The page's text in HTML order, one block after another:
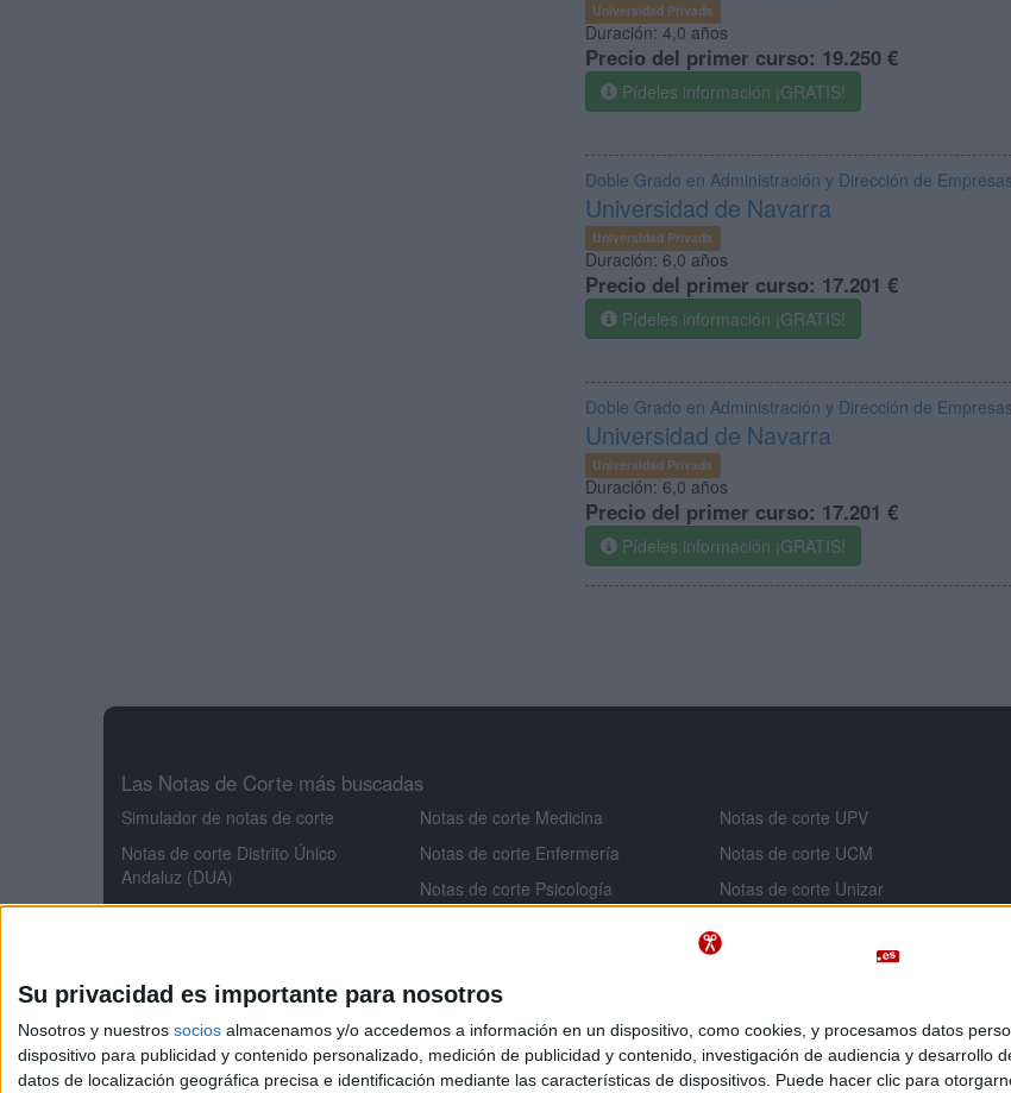
Su privacidad es importante para nosotros
Nosotros y nuestros socios almacenamos y/o accedemos a información en un dispositivo, como cookies, y procesamos datos
dispositivo para publicidad y contenido personalizado, medición de publicidad y contenido, investigación de audiencia y desarrollo
datos de localización geográfica precisa e identificación mediante las características de dispositivos. Puede hacer clic para
Universidad Privada
Duración: 4,0 años
Precio del primer curso: 19.250 €
Pídeles información ¡GRATIS!
Doble Grado en Administración y Dirección de
Universidad de Navarra
Universidad Privada
Duración: 6,0 años
Precio del primer curso: 17.201 €
Pídeles información ¡GRATIS!
Doble Grado en Administración y Dirección de
Universidad de Navarra
Universidad Privada
Duración: 6,0 años
Precio del primer curso: 17.201 €
Pídeles información ¡GRATIS!
Las Notas de Corte más buscadas
Simulador de notas de corte
Notas de corte Distrito Único
Andaluz (DUA)
Notas de corte Madrid
Notas de corte Cataluña
Notas de corte Galicia
Notas de corte Granada
Notas de corte Medicina
Notas de corte Enfermería
Notas de corte Psicología
Aeroespacial
Notas de corte Criminología
Notas de corte Derecho
Notas de corte UPV
Notas de corte UCM
Notas de corte Unizar
Notas de corte USAL
Notas de corte UA